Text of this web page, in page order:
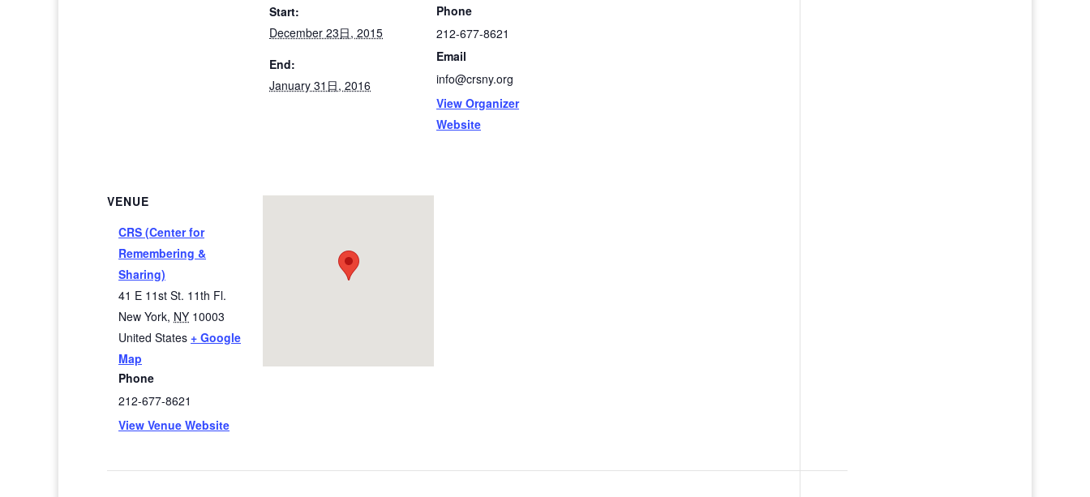
Start:
December 23日, 2015
End:
January 31日, 2016
Phone
212-677-8621
Email
info@crsny.org
View Organizer
Website
VENUE
CRS (Center for
Remembering &
Sharing)
41 E 11st St. 11th Fl.
New York, NY 10003
United States + Google
Map
Phone
212-677-8621
View Venue Website